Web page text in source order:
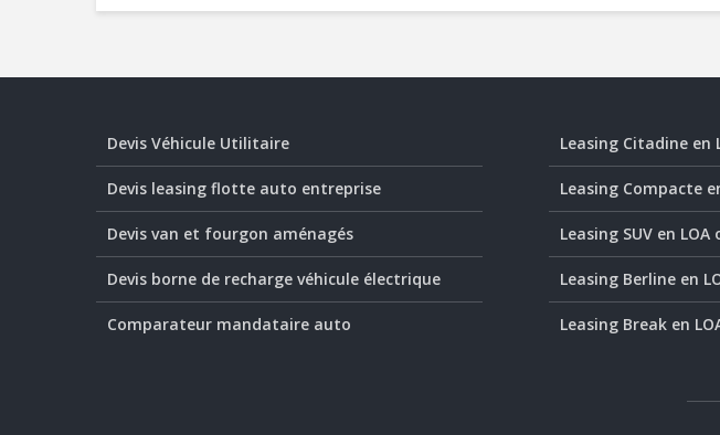
Devis Véhicule Utilitaire
Devis leasing flotte auto entreprise
Devis van et fourgon aménagés
Devis borne de recharge véhicule électrique
Comparateur mandataire auto
Leasing Citadine en
Leasing Compacte
Leasing SUV en LOA
Leasing Berline en
Leasing Break en